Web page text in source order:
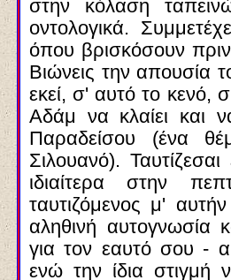
στην κόλαση
οντολογικά.
όπου βρισκόσουν
Βιώνεις την απουσία
εκεί, σ' αυτό το κενό,
Αδάμ να κλαίει και
Παραδείσου (ένα
Σιλουανό).
ιδιαίτερα στην
ταυτιζόμενος μ'
αληθινή αυτογνωσία
για τον εαυτό σου -
ενώ την ίδια στιγμή